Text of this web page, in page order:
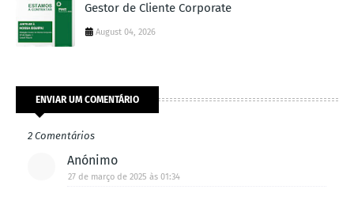
Gestor de Cliente Corporate
August 04, 2026
ENVIAR UM COMENTÁRIO
2 Comentários
Anónimo
27 de março de 2025 às 01:34